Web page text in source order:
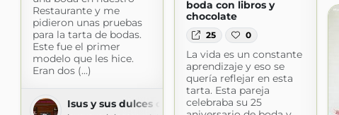
Restaurante y me
pidieron unas pruebas
para la tarta de bodas.
Este fue el primer
modelo que les hice.
Eran dos (...)
Isus y sus dulces caprichos
boda con libros y
chocolate
25 0
La vida es un constante
aprendizaje y eso se
quería reflejar en esta
tarta. Esta pareja
celebraba su 25